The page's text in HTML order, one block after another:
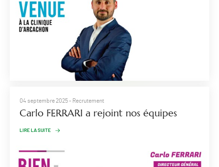
04 septembre 2025- Recrutement
Carlo FERRARI a rejoint nos équipes
LIRE LA SUITE